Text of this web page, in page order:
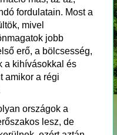
fordulatain. Most a
mivel
jobb
erő, a bölcsesség,
a kihívásokkal és
amikor a régi
országok a
lesz, de